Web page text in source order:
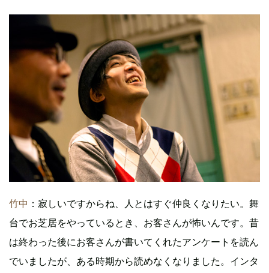
竹中 ：寂しいですからね、人とはすぐ仲良くなりたい。舞
台でお芝居をやっているとき、お客さんが怖いんです。昔
は終わった後にお客さんが書いてくれたアンケートを読ん
でいましたが、ある時期から読めなくなりました。インタ